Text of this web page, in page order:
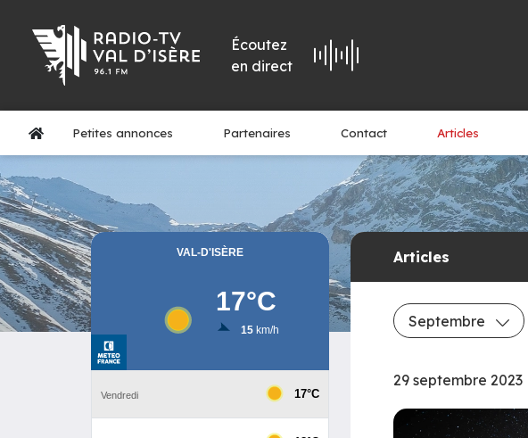
Écoutez
en direct
Petites annonces Partenaires Contact Articles
Articles
Septembre
29 septembre 2023